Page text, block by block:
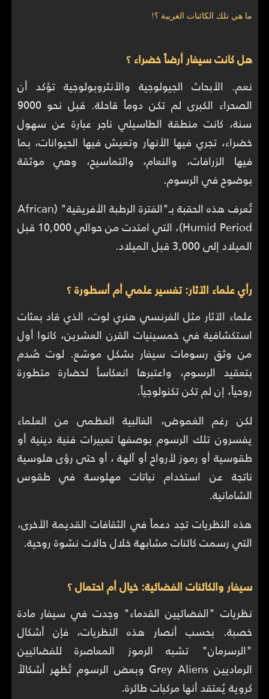
ما هي تلك الكائنات الغريبة ؟!
هل كانت سيفار أرضاً خضراء ؟
نعم. الأبحاث الجيولوجية والأنثروبولوجية تؤكد أن
الصحراء الكبرى لم تكن دوماً قاحلة. قبل نحو 9000
سنة، كانت منطقة الطاسيلي ناجر عبارة عن سهول
خضراء، تجري فيها الأنهار وتعيش فيها الحيوانات، بما
فيها الزرافات، والنعام، والتماسيح، وهي موثقة
بوضوح في الرسوم.
تُعرف هذه الحقبة بـ"الفترة الرطبة الأفريقية" (African
Humid Period)، التي امتدت من حوالي 10,000 قبل
الميلاد إلى 3,000 قبل الميلاد.
رأي علماء الآثار: تفسير علمي أم أسطورة ؟
علماء الآثار مثل الفرنسي هنري لوت، الذي قاد بعثات
استكشافية في خمسينيات القرن العشرين، كانوا أول
من وثق رسومات سيفار بشكل موسّع. لوت صُدم
بتعقيد الرسوم، واعتبرها انعكاساً لحضارة متطورة
روحياً، إن لم تكن تكنولوجياً.
لكن رغم الغموض، الغالبية العظمى من العلماء
يفسرون تلك الرسوم بوصفها تعبيرات فنية دينية أو
طقوسية أو رموز لأرواح أو آلهة ، أو حتى رؤى هلوسية
ناتجة عن استخدام نباتات مهلوسة في طقوس
الشامانية.
هذه النظريات تجد دعماً في الثقافات القديمة الأخرى،
التي رسمت كائنات مشابهة خلال حالات نشوة روحية.
سيفار والكائنات الفضائية: خيال أم احتمال ؟
نظريات "الفضائيين القدماء" وجدت في سيفار مادة
خصبة. بحسب أنصار هذه النظريات، فإن أشكال
"الرسرمان" تشبه الرموز المعاصرة للفضائيين
الرماديين Grey Aliens وبعض الرسوم تُظهر أشكالاً
كروية يُعتقد أنها مركبات طائرة.